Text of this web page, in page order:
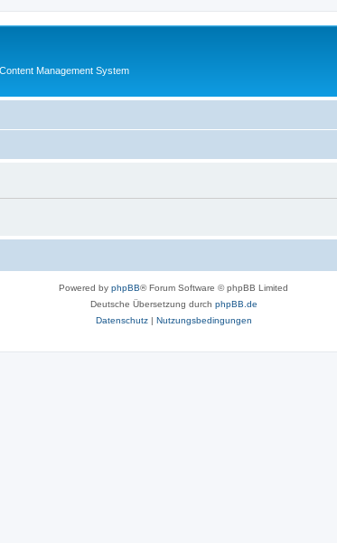
Management System
Powered by phpBB® Forum Software © phpBB Limited
Deutsche Übersetzung durch phpBB.de
Datenschutz| Nutzungsbedingungen